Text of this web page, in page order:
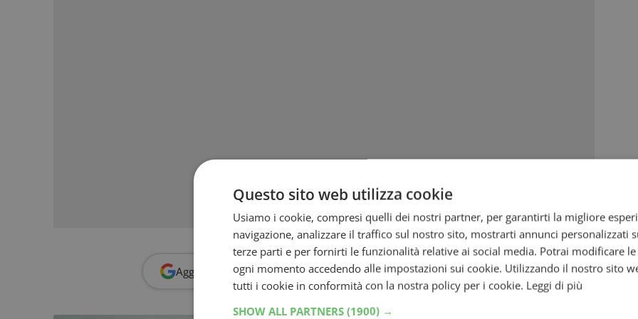
Aggiungi Dimmi Cosa Cerchialle fonti preferite su Google
Questo sito web utilizza cookie
Usiamo i cookie, compresi quelli dei nostri partner, per garantirti la migliore
navigazione, analizzare il traffico sul nostro sito, mostrarti annunci personalizzati
terze parti e per fornirti le funzionalità relative ai social media. Potrai modificare
ogni momento accedendo alle impostazioni sui cookie. Utilizzando il nostro sito
tutti i cookie in conformità con la nostra policy per i cookie. Leggi di più
SHOW ALL PARTNERS (1900) →